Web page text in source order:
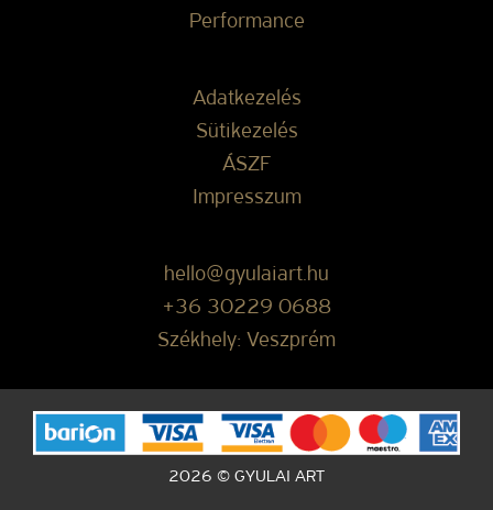
Performance
Adatkezelés
Sütikezelés
ÁSZF
Impresszum
hello@gyulaiart.hu
+36 30229 0688
Székhely: Veszprém
2026 © GYULAI ART